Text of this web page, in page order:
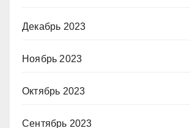
Декабрь 2023
Ноябрь 2023
Октябрь 2023
Сентябрь 2023